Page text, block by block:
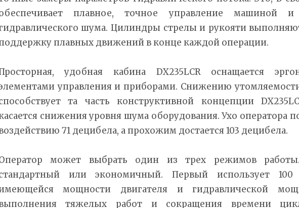
плавное, точное управление машиной
шума. Цилиндры стрелы и рукояти
плавных движений в конце каждой операции.
удобная кабина DX235LCR оснащается
управления и приборами. Снижению
та часть конструктивной концепции
снижения уровня шума оборудования. Ухо оператора
71 децибела, а прохожим достается 103 децибела.
может выбрать один из трех режимов
или экономичный. Первый использует 100
мощности двигателя и гидравлической
тяжелых работ и сокращения времени